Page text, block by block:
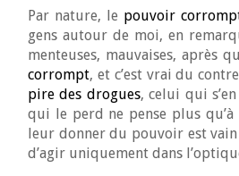
Par nature, le pouvoir
gens autour de moi, en
menteuses, mauvaises, après
corrompt, et c’est vrai du
pire des drogues, celui qui
qui le perd ne pense plus
leur donner du pouvoir est
d’agir uniquement dans